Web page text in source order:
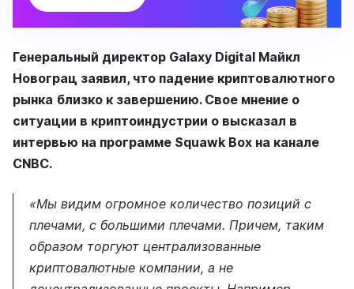
Генеральный директор Galaxy Digital Майкл
Новограц заявил, что падение криптовалютного
рынка близко к завершению. Свое мнение о
ситуации в криптоиндустрии о высказал в
интервью на программе Squawk Box на канале
CNBC.
«Мы видим огромное количество позиций с
плечами, с большими плечами. Причем, таким
образом торгуют централизованные
криптовалютные компании, а не